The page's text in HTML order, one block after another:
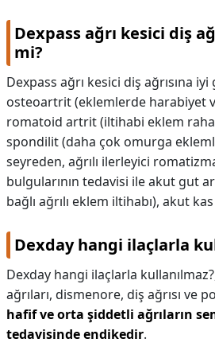
Dexpass ağrı kesici diş
mi?
Dexpass ağrı kesici diş ağrısına iyi
osteoartrit (eklemlerde harabiyet
romatoid artrit (iltihabi eklem
spondilit (daha çok omurga
seyreden, ağrılı ilerleyici
bulgularının tedavisi ile akut gut
bağlı ağrılı eklem iltihabı), akut kas
Dexday hangi ilaçlarla
Dexday hangi ilaçlarla
ağrıları, dismenore, diş ağrısı ve
hafif ve orta şiddetli ağrıların
tedavisinde endikedir.